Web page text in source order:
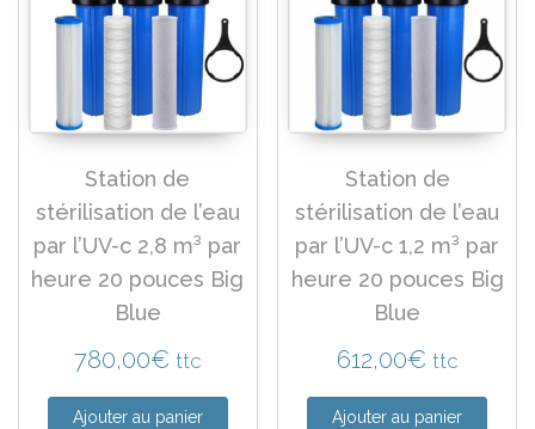
Station de
stérilisation de l’eau
par l’UV-c 2,8 m³ par
heure 20 pouces Big
Blue
780,00€ ttc
Ajouter au panier
Station de
stérilisation de l’eau
par l’UV-c 1,2 m³ par
heure 20 pouces Big
Blue
612,00€ ttc
Ajouter au panier